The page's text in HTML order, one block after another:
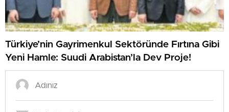
Türkiye’nin Gayrimenkul Sektöründe Fırtına Gibi
Yeni Hamle: Suudi Arabistan’la Dev Proje!